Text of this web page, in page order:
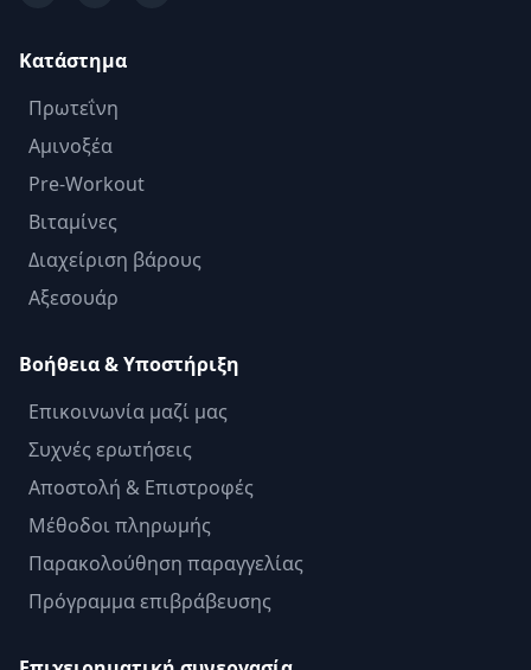
Κατάστημα
Πρωτεΐνη
Αμινοξέα
Pre-Workout
Βιταμίνες
Διαχείριση βάρους
Αξεσουάρ
Βοήθεια & Υποστήριξη
Επικοινωνία μαζί μας
Συχνές ερωτήσεις
Αποστολή & Επιστροφές
Μέθοδοι πληρωμής
Παρακολούθηση παραγγελίας
Πρόγραμμα επιβράβευσης